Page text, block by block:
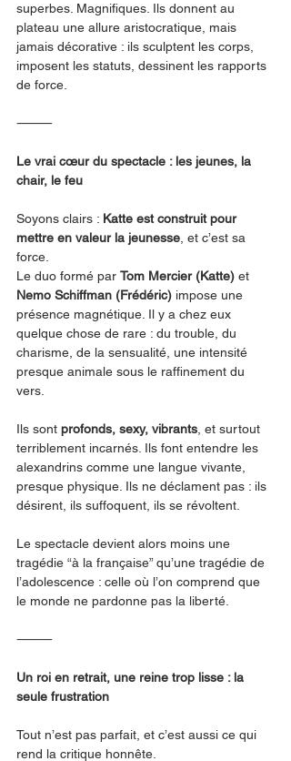
superbes. Magnifiques. Ils donnent au
plateau une allure aristocratique, mais
jamais décorative : ils sculptent les corps,
imposent les statuts, dessinent les rapports
de force.
⸻
Le vrai cœur du spectacle : les jeunes, la
chair, le feu
Soyons clairs : Katte est construit pour
mettre en valeur la jeunesse , et c’est sa
force.
Le duo formé par Tom Mercier (Katte) et
Nemo Schiffman (Frédéric) impose une
présence magnétique. Il y a chez eux
quelque chose de rare : du trouble, du
charisme, de la sensualité, une intensité
presque animale sous le raffinement du
vers.
Ils sont profonds, sexy, vibrants , et surtout
terriblement incarnés. Ils font entendre les
alexandrins comme une langue vivante,
presque physique. Ils ne déclament pas : ils
désirent, ils suffoquent, ils se révoltent.
Le spectacle devient alors moins une
tragédie “à la française” qu’une tragédie de
l’adolescence : celle où l’on comprend que
le monde ne pardonne pas la liberté.
⸻
Un roi en retrait, une reine trop lisse : la
seule frustration
Tout n’est pas parfait, et c’est aussi ce qui
rend la critique honnête.